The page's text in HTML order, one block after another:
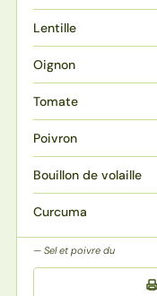
Lentille
Oignon
Tomate
Poivron
Bouillon de volaille
Curcuma
Sel et poivre du